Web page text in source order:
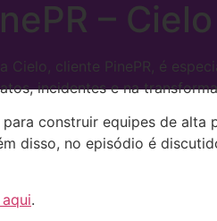
–
Cielo, cliente PinePR, é
incidentes e na
construir equipes de
disso, no episódio é
.